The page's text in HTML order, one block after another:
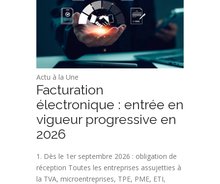
Actu à la Une
Facturation
électronique : entrée en
vigueur progressive en
2026
1. Dès le 1er septembre 2026 : obligation de
réception Toutes les entreprises assujetties à
la TVA, microentreprises, TPE, PME, ETI,